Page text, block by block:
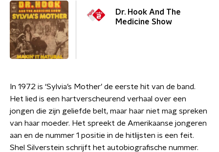
Dr. Hook And The
Medicine Show
In 1972 is ‘Sylvia’s Mother’ de eerste hit van de band.
Het lied is een hartverscheurend verhaal over een
jongen die zijn geliefde belt, maar haar niet mag spreken
van haar moeder. Het spreekt de Amerikaanse jongeren
aan en de nummer 1 positie in de hitlijsten is een feit.
Shel Silverstein schrijft het autobiografische nummer.